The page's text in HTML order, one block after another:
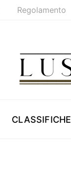
Regolamento
CLASSIFICHE